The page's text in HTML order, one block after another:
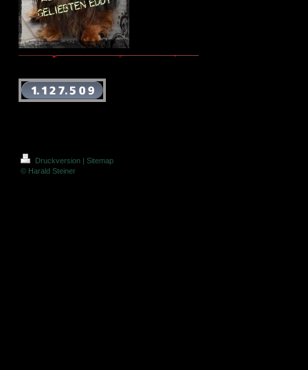
Druckversion | Sitemap
© Harald Steiner